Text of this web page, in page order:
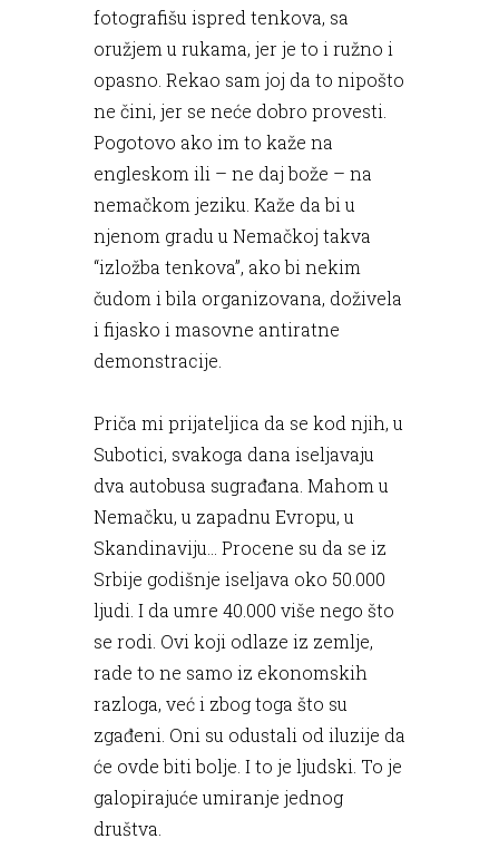
fotografišu ispred tenkova, sa
oružjem u rukama, jer je to i ružno i
opasno. Rekao sam joj da to nipošto
ne čini, jer se neće dobro provesti.
Pogotovo ako im to kaže na
engleskom ili – ne daj bože – na
nemačkom jeziku. Kaže da bi u
njenom gradu u Nemačkoj takva
“izložba tenkova”, ako bi nekim
čudom i bila organizovana, doživela
i fijasko i masovne antiratne
demonstracije.
Priča mi prijateljica da se kod njih, u
Subotici, svakoga dana iseljavaju
dva autobusa sugrađana. Mahom u
Nemačku, u zapadnu Evropu, u
Skandinaviju… Procene su da se iz
Srbije godišnje iseljava oko 50.000
ljudi. I da umre 40.000 više nego što
se rodi. Ovi koji odlaze iz zemlje,
rade to ne samo iz ekonomskih
razloga, već i zbog toga što su
zgađeni. Oni su odustali od iluzije da
će ovde biti bolje. I to je ljudski. To je
galopirajuće umiranje jednog
društva.